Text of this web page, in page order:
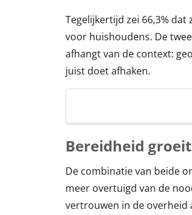
Tegelijkertijd zei 66,3%
voor huishoudens. De
afhangt van de context:
juist doet afhaken.
Bereidheid
De combinatie van beide
meer overtuigd van de
vertrouwen in de overheid